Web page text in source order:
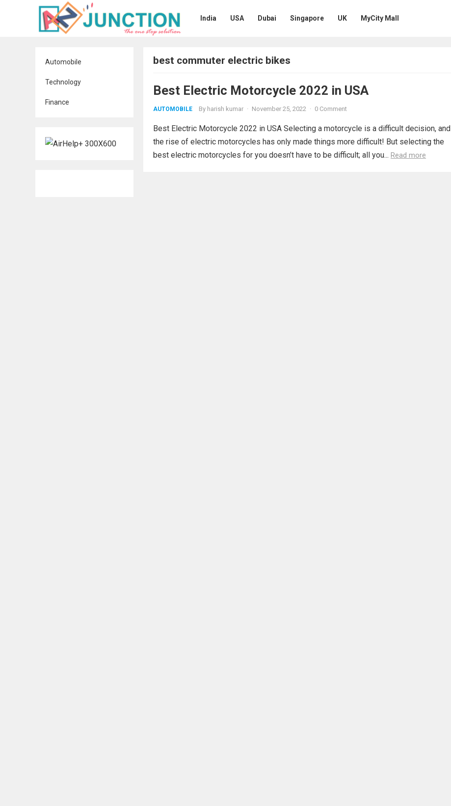
India USA Dubai Singapore UK MyCity Mall
Automobile
Technology
Finance
best commuter electric bikes
Best Electric Motorcycle 2022 in USA
AUTOMOBILE By harish kumar · November 25, 2022 · 0 Comment
Best Electric Motorcycle 2022 in USA Selecting a motorcycle is a difficult decision, and
the rise of electric motorcycles has only made things more difficult! But selecting the
best electric motorcycles for you doesn’t have to be difficult; all you... Read more